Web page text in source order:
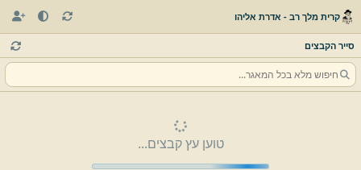
קרית מלך רב - אדרת אליהו
סייר הקבצים
טוען עץ קבצים...